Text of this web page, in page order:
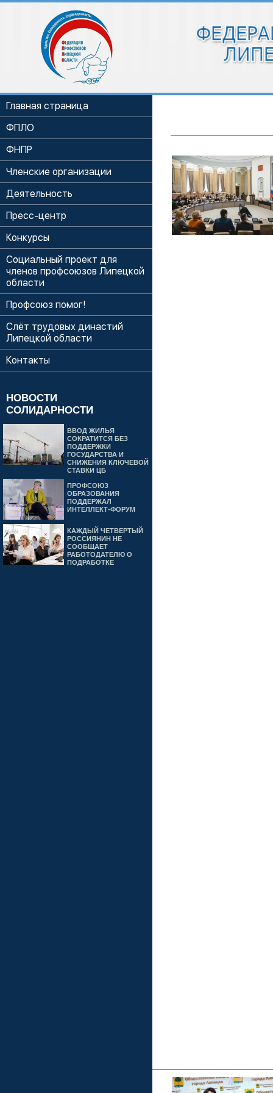
Главная страница
ФПЛО
ФНПР
Членские организации
Деятельность
Пресс-центр
Конкурсы
Социальный проект для
членов профсоюзов Липецкой
области
Профсоюз помог!
Слёт трудовых династий
Липецкой области
Контакты
НОВОСТИ
СОЛИДАРНОСТИ
ВВОД ЖИЛЬЯ
СОКРАТИТСЯ БЕЗ
ПОДДЕРЖКИ
ГОСУДАРСТВА И
СНИЖЕНИЯ КЛЮЧЕВОЙ
СТАВКИ ЦБ
ПРОФСОЮЗ
ОБРАЗОВАНИЯ
ПОДДЕРЖАЛ
ИНТЕЛЛЕКТ-ФОРУМ
КАЖДЫЙ ЧЕТВЕРТЫЙ
РОССИЯНИН НЕ
СООБЩАЕТ
РАБОТОДАТЕЛЮ О
ПОДРАБОТКЕ